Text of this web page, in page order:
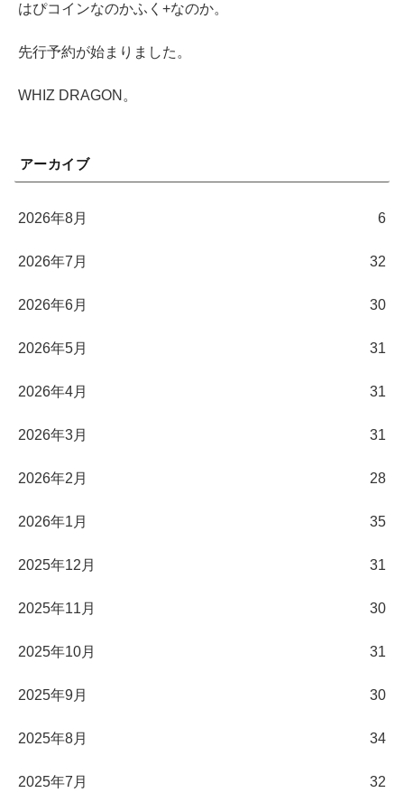
はぴコインなのかふく+なのか。
先行予約が始まりました。
WHIZ DRAGON。
アーカイブ
2026年8月 6
2026年7月 32
2026年6月 30
2026年5月 31
2026年4月 31
2026年3月 31
2026年2月 28
2026年1月 35
2025年12月 31
2025年11月 30
2025年10月 31
2025年9月 30
2025年8月 34
2025年7月 32